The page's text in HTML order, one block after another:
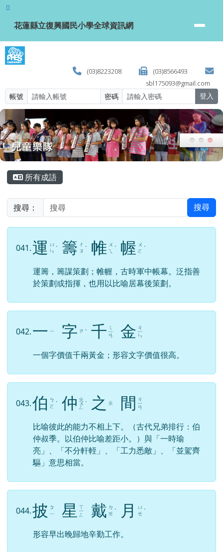
跳至主內容區
花蓮縣立復興國民小學全球資訊網
花蓮縣立復興國民小學全球資訊網
(03)8223208
(03)8566493
sbl175093@gmail.com
帳號 密碼 登入
主內容區域
所有成語
搜尋： 搜尋
041.運 ㄩ
ㄣ ˋ 籌 ㄔ
ㄡ ˊ 帷 ㄨ
ㄟ
ˊ 幄 ㄨ
ㄛ ˋ
運籌，籌謀策劃；帷幄，古時軍中帳幕。泛指善
於策劃或指揮，也用以比喻居幕後策劃。
042.一 ㄧ 字 ㄗ ˋ 千 ㄑ
ㄧ
ㄢ 金 ㄐ
ㄧ
ㄣ
一個字價值千兩黃金；形容文字價值很高。
043.伯 ㄅ
ㄛ ˊ 仲 ㄓ
ㄨ
ㄥ
ˋ 之 ㄓ 間 ㄐ
ㄧ
ㄢ
比喻彼此的能力不相上下。（古代兄弟排行：伯
仲叔季。以伯仲比喻差距小。）與「一時瑜
亮」、「不分軒輊」、「工力悉敵」、「並駕齊
驅」意思相當。
044.披 ㄆ
ㄧ
星 ㄒ
ㄧ
ㄥ 戴 ㄉ
ㄞ ˋ 月
ㄩ
ㄝ ˋ
形容早出晚歸地辛勤工作。
頁尾區域